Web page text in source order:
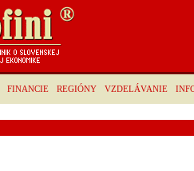
FINANCIE REGIÓNY VZDELÁVANIE